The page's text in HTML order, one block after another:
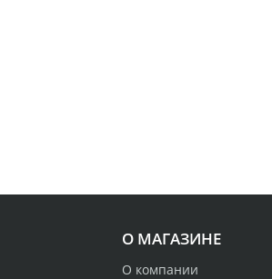
О МАГАЗИНЕ
О компании